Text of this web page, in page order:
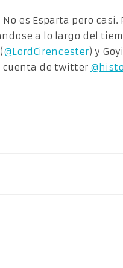
No es Esparta pero
a lo largo del
@LordCirencester) y
cuenta de twitter